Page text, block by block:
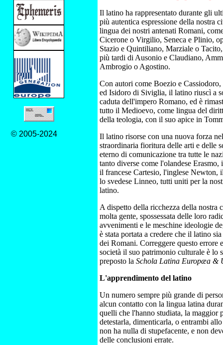
© 2005-2024
Il latino ha rappresentato durante gli
più autentica espressione della nostra
lingua dei nostri antenati Romani,
Cicerone o Virgilio, Seneca e Plinio,
Stazio e Quintiliano, Marziale o
più tardi di Ausonio e Claudiano,
Ambrogio o Agostino.
Con autori come Boezio e
ed Isidoro di Siviglia, il latino riuscì a
caduta dell'impero Romano, ed è
tutto il Medioevo, come lingua del
della teologia, con il suo apice in
Il latino risorse con una nuova forza
straordinaria fioritura delle arti e delle
eterno di comunicazione tra tutte le
tanto diverse come l'olandese
il francese Cartesio, l'inglese Newton,
lo svedese Linneo, tutti uniti per la
latino.
A dispetto della ricchezza della nostra
molta gente, spossessata delle loro
avvenimenti e le meschine ideologie
è stata portata a credere che il latino
dei Romani. Correggere questo errore
società il suo patrimonio culturale è lo
preposto la Schola Latina Europæa &
L'apprendimento del latino
Un numero sempre più grande di
alcun contatto con la lingua latina
quelli che l'hanno studiata, la maggior
detestarla, dimenticarla, o entrambi
non ha nulla di stupefacente, e non
delle conclusioni errate.